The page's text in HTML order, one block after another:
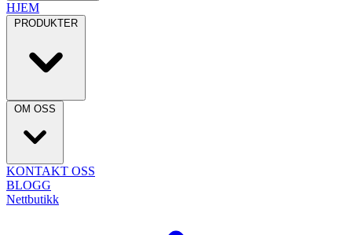
HJEM
PRODUKTER
OM OSS
KONTAKT OSS
BLOGG
Nettbutikk